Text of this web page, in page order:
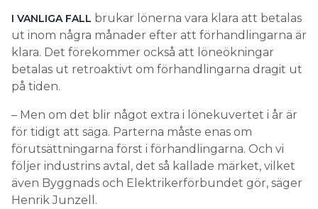
I VANLIGA FALL brukar lönerna vara klara att betalas
ut inom några månader efter att förhandlingarna är
klara. Det förekommer också att löneökningar
betalas ut retroaktivt om förhandlingarna dragit ut
på tiden.
– Men om det blir något extra i lönekuvertet i år är
för tidigt att säga. Parterna måste enas om
förutsättningarna först i förhandlingarna. Och vi
följer industrins avtal, det så kallade märket, vilket
även Byggnads och Elektrikerförbundet gör, säger
Henrik Junzell.